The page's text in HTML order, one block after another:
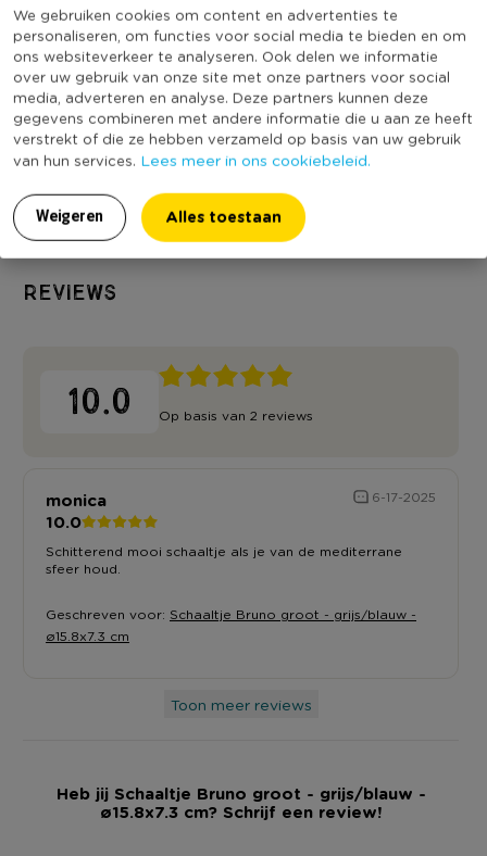
We gebruiken cookies om content en advertenties te
personaliseren, om functies voor social media te bieden en om
ons websiteverkeer te analyseren. Ook delen we informatie
over uw gebruik van onze site met onze partners voor social
media, adverteren en analyse. Deze partners kunnen deze
gegevens combineren met andere informatie die u aan ze heeft
verstrekt of die ze hebben verzameld op basis van uw gebruik
van hun services. Lees meer in ons cookiebeleid.
Weigeren Alles toestaan
Serie
Binnenstebuiten
Met print
Ja
Vaatwasmachine bestendig
Ja
Geschikt voor magnetron
Ja
Duurzaamheidsscore
(Nog) geen score
bekend
Reviews
10.0 Op basis van 2 reviews
monica 6-17-2025
10.0
Schitterend mooi schaaltje als je van de mediterrane
sfeer houd.
Geschreven voor: Schaaltje Bruno groot - grijs/blauw -
ø15.8x7.3 cm
Toon meer reviews
Heb jij Schaaltje Bruno groot - grijs/blauw -
ø15.8x7.3 cm? Schrijf een review!